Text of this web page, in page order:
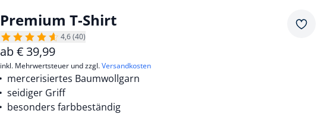
Premium T-Shirt
4,6 (40)
ab€ 39,99
inkl. Mehrwertsteuer und zzgl.Versandkosten
mercerisiertes Baumwollgarn
seidiger Griff
besonders farbbeständig